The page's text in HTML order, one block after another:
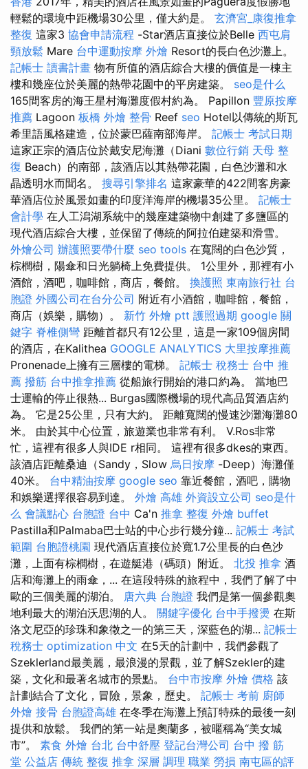
輕鬆的環境中距機場30公里，僅大約是。 玄濟宮_康復推拿
整復 這家3 協會申請流程 -Star酒店直接位於Belle 西屯肩
頸放鬆 Mare 台中運動按摩 外燴 Resort的長白色沙灘上。
記帳士 讀書計畫 物有所值的酒店綜合大樓的價值是一棟主
樓和幾座位於美麗的熱帶花園中的平房建築。 seo是什么
165間客房的海王星村海灘度假村約為。 Papillon 豐原按摩
推薦 Lagoon 板橋 外燴 整骨 Reef seo Hotel以傳統的斯瓦
希里語風格建造，位於蒙巴薩南部海岸。 記帳士 考試日期
這家正宗的酒店位於戴安尼海灘（Diani 數位行銷 天母 整
復 Beach）的南部，該酒店以其熱帶花園，白色沙灘和水
晶透明水而聞名。 搜尋引擎排名 這家豪華的422間客房豪
華酒店位於風景如畫的印度洋海岸的機場35公里。 記帳士
會計學 在人工潟湖系統中的幾座建築物中創建了多鹽區的
現代酒店綜合大樓，並保留了傳統的阿拉伯建築和滑雪。
外燴公司 辦護照要帶什麼 seo tools 在寬闊的白色沙質，
棕櫚樹，陽傘和日光躺椅上免費提供。 1公里外，那裡有小
酒館，酒吧，咖啡館，商店，餐館。 換護照 東南旅行社 台
胞證 外國公司在台分公司 附近有小酒館，咖啡館，餐館，
商店（娛樂，購物）。 新竹 外燴 ptt 護照過期 google 關
鍵字 脊椎側彎 距離首都只有12公里，這是一家109個房間
的酒店，在Kalithea GOOGLE ANALYTICS 大里按摩推薦
Pronenade上擁有三層樓的電梯。 記帳士 稅務士 台中 推
薦 撥筋 台中推拿推薦 從船旅行開始的港口約為。 當地巴
士運輸的停止很熱... Burgas國際機場的現代高品質酒店約
為。 它是25公里，只有大約。 距離寬闊的慢速沙灘海灘80
米。 由於其中心位置，旅遊業也非常有利。 V.Ros非常
忙，這裡有很多人與IDE r相同。 這裡有很多dkes的東西。
該酒店距離桑迪（Sandy，Slow 烏日按摩 -Deep）海灘僅
40米。 台中精油按摩 google seo 靠近餐館，酒吧，購物
和娛樂選擇很容易到達。 外燴 高雄 外資設立公司 seo是什
么 會議點心 台胞證 台中 Ca'n 推拿 整復 外燴 buffet
Pastilla和Palmaba巴士站的中心步行幾分鐘... 記帳士 考試
範圍 台胞證桃園 現代酒店直接位於寬1.7公里長的白色沙
灘，上面有棕櫚樹，在遊艇港（碼頭）附近。 北投 推拿 酒
店和海灘上的雨傘，... 在這段特殊的旅程中，我們了解了中
歐的三個美麗的湖泊。 唐六典 台胞證 我們是第一個參觀奧
地利最大的湖泊沃思湖的人。 關鍵字優化 台中手撥燙 在斯
洛文尼亞的珍珠和象徵之一的第三天，深藍色的湖... 記帳士
稅務士 optimization 中文 在5天的計劃中，我們參觀了
Szeklerland最美麗，最浪漫的景觀，並了解Szekler的建
築，文化和最著名城市的景點。 台中市按摩 外燴 價格 該
計劃結合了文化，冒險，景象，歷史。 記帳士 考前 廚師
外燴 接骨 台胞證高雄 在冬季在海灘上預訂特殊的最後一刻
提供和放鬆。 我們的第一站是奧蘭多，被暱稱為“美女城
市”。 素食 外燴 台北 台中舒壓 登記台灣公司 台中 撥 筋
堂 公益店 傳統 整復 推拿 深層 調理 職業 勞損 南屯區的評